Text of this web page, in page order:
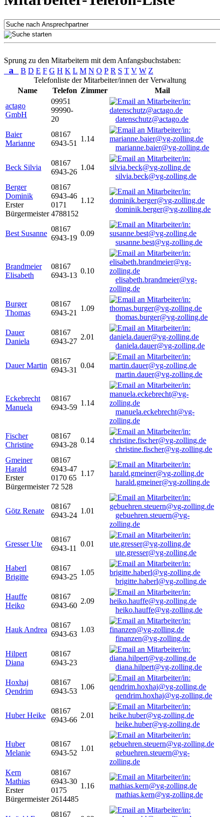
Sprung zu den Mitarbeitern mit dem Anfangsbuchstaben:
a B D E F G H K L M N O P R S T V W Z
Telefonliste der Mitarbeiter/innen der Verwaltung
Name
Telefon Zimmer
Mail
actago
GmbH
09951
99990-
20
datenschutz@actago.de
Baier
Marianne
08167
6943-51
1.14
marianne.baier@vg-zolling.de
Beck Silvia
08167
6943-26
1.04
silvia.beck@vg-zolling.de
Berger
Dominik
Erster
Bürgermeister
08167
6943-46
0171
4788152
1.12
dominik.berger@vg-zolling.de
Best Susanne
08167
6943-19
0.09
susanne.best@vg-zolling.de
Brandmeier
Elisabeth
08167
6943-13
0.10
elisabeth.brandmeier@vg-
zolling.de
Burger
Thomas
08167
6943-21
1.09
thomas.burger@vg-zolling.de
Dauer
Daniela
08167
6943-27
2.01
daniela.dauer@vg-zolling.de
Dauer Martin
08167
6943-31
0.04
martin.dauer@vg-zolling.de
Eckebrecht
Manuela
08167
6943-59
1.14
manuela.eckebrecht@vg-
zolling.de
Fischer
Christine
08167
6943-28
0.14
christine.fischer@vg-zolling.de
Gmeiner
Harald
Erster
Bürgermeister
08167
6943-47
0170 65
72 528
1.17
harald.gmeiner@vg-zolling.de
Götz Renate
08167
6943-24
1.01
gebuehren.steuern@vg-
zolling.de
Gresser Ute
08167
6943-11
0.01
ute.gresser@vg-zolling.de
Haberl
Brigitte
08167
6943-25
1.05
brigitte.haberl@vg-zolling.de
Hauffe
Heiko
08167
6943-60
2.09
heiko.hauffe@vg-zolling.de
Hauk Andrea
08167
6943-63
1.03
finanzen@vg-zolling.de
Hilpert
Diana
08167
6943-23
diana.hilpert@vg-zolling.de
Hoxhaj
Qendrim
08167
6943-53
1.06
qendrim.hoxhaj@vg-zolling.de
Huber Heike
08167
6943-66
2.01
heike.huber@vg-zolling.de
Huber
Melanie
08167
6943-52
1.01
gebuehren.steuern@vg-
zolling.de
Kern
Mathias
Erster
Bürgermeister
08167
6943-30
0175
2614485
1.16
mathias.kern@vg-zolling.de
08167